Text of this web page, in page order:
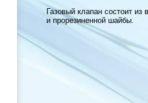
Газовый клапан состоит
и прорезиненной шайбы.